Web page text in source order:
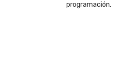
programación.